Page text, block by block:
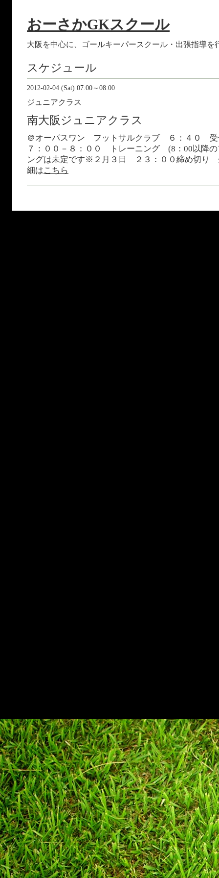
おーさかGKスクール
大阪を中心に、ゴールキーパースクール・出張指導を
スケジュール
2012-02-04 (Sat) 07:00～08:00
ジュニアクラス
南大阪ジュニアクラス
＠オーパスワン フットサルクラブ ６：４０
７：００－８：００ トレーニング (8：00以降の
ングは未定です※２月３日 ２３：００締め切
細はこちら